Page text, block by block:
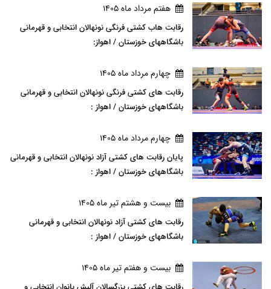
هفتم مرداد ماه 1405
رقابت هاب کشتی فرنگی نونهالان انتخابی و قهرمانی
باشگاههای خوزستان / اهواز:
چهارم مرداد ماه 1405
رقابت های کشتی فرنگی نونهالان انتخابی و قهرمانی
باشگاههای خوزستان / اهواز :
چهارم مرداد ماه 1405
پایان رقابت های کشتی آزاد نونهالان انتخابی و قهرمانی
باشگاههای خوزستان / اهواز :
بيست و هشتم تير ماه 1405
رقابت های کشتی آزاد نونهالان انتخابی و قهرمانی
باشگاههای خوزستان / اهواز :
بيست و هفتم تير ماه 1405